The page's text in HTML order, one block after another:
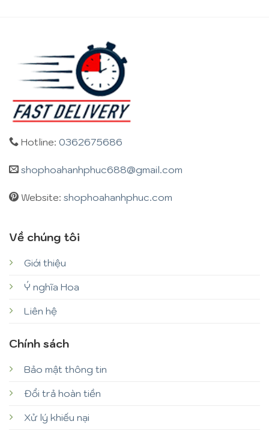
Hotline: 0362675686
shophoahanhphuc688@gmail.com
Website: shophoahanhphuc.com
Về chúng tôi
Giới thiệu
Ý nghĩa Hoa
Liên hệ
Chính sách
Bảo mật thông tin
Đổi trả hoàn tiền
Xử lý khiếu nại